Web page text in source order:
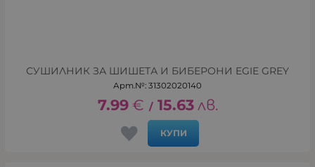
СУШИЛНИК ЗА ШИШЕТА И БИБЕРОНИ EGIE GREY
Арт.№: 31302020140
7.99 € / 15.63 лв.
КУПИ